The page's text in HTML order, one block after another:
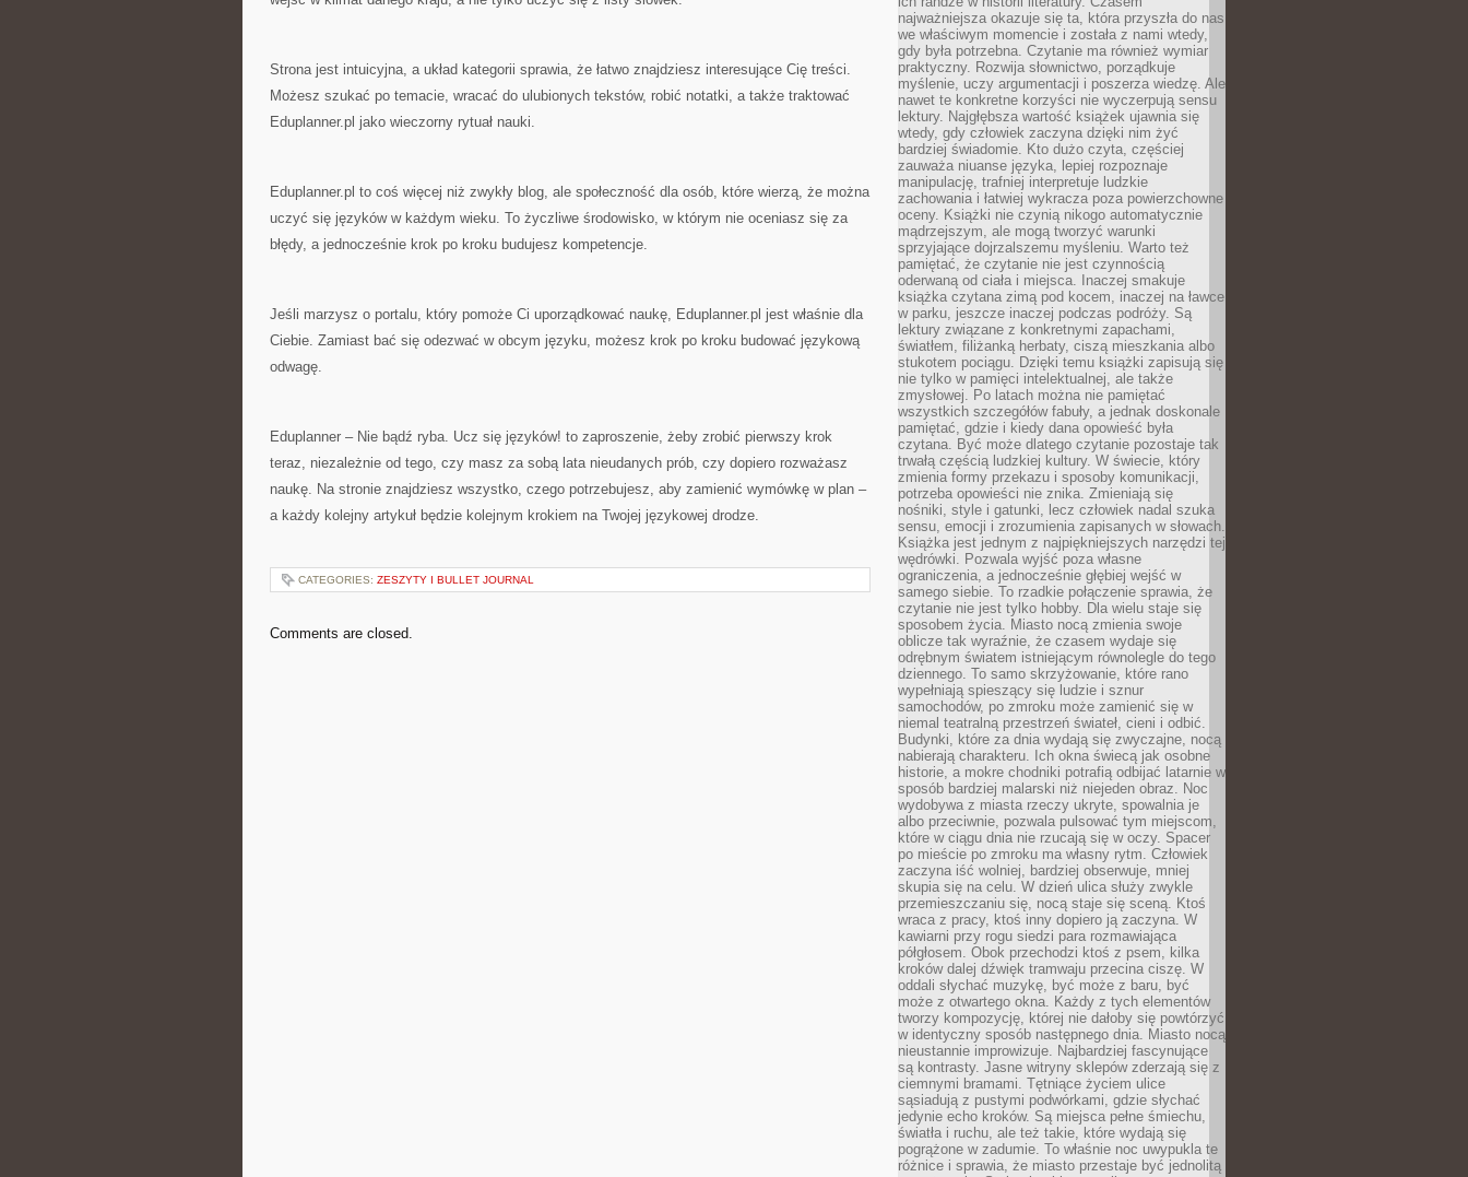
Strona jest intuicyjna, a układ kategorii sprawia, że łatwo znajdziesz interesujące Cię treści.
Możesz szukać po temacie, wracać do ulubionych tekstów, robić notatki, a także traktować
Eduplanner.pl jako wieczorny rytuał nauki.
Eduplanner.pl to coś więcej niż zwykły blog, ale społeczność dla osób, które wierzą, że można
uczyć się języków w każdym wieku. To życzliwe środowisko, w którym nie oceniasz się za
błędy, a jednocześnie krok po kroku budujesz kompetencje.
Jeśli marzysz o portalu, który pomoże Ci uporządkować naukę, Eduplanner.pl jest właśnie dla
Ciebie. Zamiast bać się odezwać w obcym języku, możesz krok po kroku budować językową
odwagę.
Eduplanner – Nie bądź ryba. Ucz się języków! to zaproszenie, żeby zrobić pierwszy krok
teraz, niezależnie od tego, czy masz za sobą lata nieudanych prób, czy dopiero rozważasz
naukę. Na stronie znajdziesz wszystko, czego potrzebujesz, aby zamienić wymówkę w plan –
a każdy kolejny artykuł będzie kolejnym krokiem na Twojej językowej drodze.
CATEGORIES: ZESZYTY I BULLET JOURNAL
Comments are closed.
najważniejsza okazuje się ta, która przyszła do nas
we właściwym momencie i została z nami wtedy,
gdy była potrzebna. Czytanie ma również wymiar
praktyczny. Rozwija słownictwo, porządkuje
myślenie, uczy argumentacji i poszerza wiedzę. Ale
nawet te konkretne korzyści nie wyczerpują sensu
lektury. Najgłębsza wartość książek ujawnia się
wtedy, gdy człowiek zaczyna dzięki nim żyć
bardziej świadomie. Kto dużo czyta, częściej
zauważa niuanse języka, lepiej rozpoznaje
manipulację, trafniej interpretuje ludzkie
zachowania i łatwiej wykracza poza powierzchowne
oceny. Książki nie czynią nikogo automatycznie
mądrzejszym, ale mogą tworzyć warunki
sprzyjające dojrzalszemu myśleniu. Warto też
pamiętać, że czytanie nie jest czynnością
oderwaną od ciała i miejsca. Inaczej smakuje
książka czytana zimą pod kocem, inaczej na ławce
w parku, jeszcze inaczej podczas podróży. Są
lektury związane z konkretnymi zapachami,
światłem, filiżanką herbaty, ciszą mieszkania albo
stukotem pociągu. Dzięki temu książki zapisują się
nie tylko w pamięci intelektualnej, ale także
zmysłowej. Po latach można nie pamiętać
wszystkich szczegółów fabuły, a jednak doskonale
pamiętać, gdzie i kiedy dana opowieść była
czytana. Być może dlatego czytanie pozostaje tak
trwałą częścią ludzkiej kultury. W świecie, który
zmienia formy przekazu i sposoby komunikacji,
potrzeba opowieści nie znika. Zmieniają się
nośniki, style i gatunki, lecz człowiek nadal szuka
sensu, emocji i zrozumienia zapisanych w słowach.
Książka jest jednym z najpiękniejszych narzędzi tej
wędrówki. Pozwala wyjść poza własne
ograniczenia, a jednocześnie głębiej wejść w
samego siebie. To rzadkie połączenie sprawia, że
czytanie nie jest tylko hobby. Dla wielu staje się
sposobem życia. Miasto nocą zmienia swoje
oblicze tak wyraźnie, że czasem wydaje się
odrębnym światem istniejącym równolegle do tego
dziennego. To samo skrzyżowanie, które rano
wypełniają spieszący się ludzie i sznur
samochodów, po zmroku może zamienić się w
niemal teatralną przestrzeń świateł, cieni i odbić.
Budynki, które za dnia wydają się zwyczajne, nocą
nabierają charakteru. Ich okna świecą jak osobne
historie, a mokre chodniki potrafią odbijać latarnie w
sposób bardziej malarski niż niejeden obraz. Noc
wydobywa z miasta rzeczy ukryte, spowalnia je
albo przeciwnie, pozwala pulsować tym miejscom,
które w ciągu dnia nie rzucają się w oczy. Spacer
po mieście po zmroku ma własny rytm. Człowiek
zaczyna iść wolniej, bardziej obserwuje, mniej
skupia się na celu. W dzień ulica służy zwykle
przemieszczaniu się, nocą staje się sceną. Ktoś
wraca z pracy, ktoś inny dopiero ją zaczyna. W
kawiarni przy rogu siedzi para rozmawiająca
półgłosem. Obok przechodzi ktoś z psem, kilka
kroków dalej dźwięk tramwaju przecina ciszę. W
oddali słychać muzykę, być może z baru, być
może z otwartego okna. Każdy z tych elementów
tworzy kompozycję, której nie dałoby się powtórzyć
w identyczny sposób następnego dnia. Miasto nocą
nieustannie improwizuje. Najbardziej fascynujące
są kontrasty. Jasne witryny sklepów zderzają się z
ciemnymi bramami. Tętniące życiem ulice
sąsiadują z pustymi podwórkami, gdzie słychać
jedynie echo kroków. Są miejsca pełne śmiechu,
światła i ruchu, ale też takie, które wydają się
pogrążone w zadumie. To właśnie noc uwypukla te
różnice i sprawia, że miasto przestaje być jednolitą